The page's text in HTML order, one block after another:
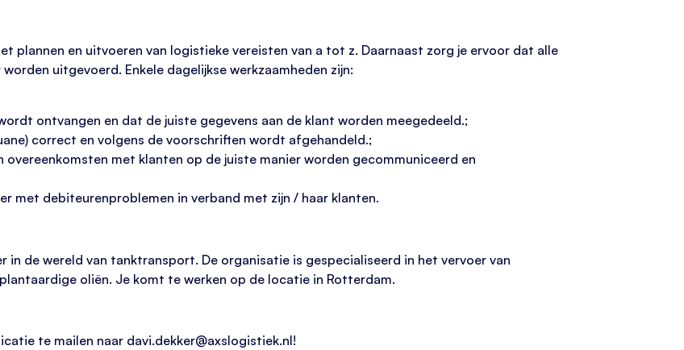
plannen en uitvoeren van logistieke vereisten van a tot z. Daarnaast zorg je ervoor dat alle
uitgevoerd. Enkele dagelijkse werkzaamheden zijn:
ontvangen en dat de juiste gegevens aan de klant worden meegedeeld.;
correct en volgens de voorschriften wordt afgehandeld.;
met klanten op de juiste manier worden gecommuniceerd en
met debiteurenproblemen in verband met zijn / haar klanten.
in de wereld van tanktransport. De organisatie is gespecialiseerd in het vervoer van
oliën. Je komt te werken op de locatie in Rotterdam.
te mailen naar davi.dekker@axslogistiek.nl!